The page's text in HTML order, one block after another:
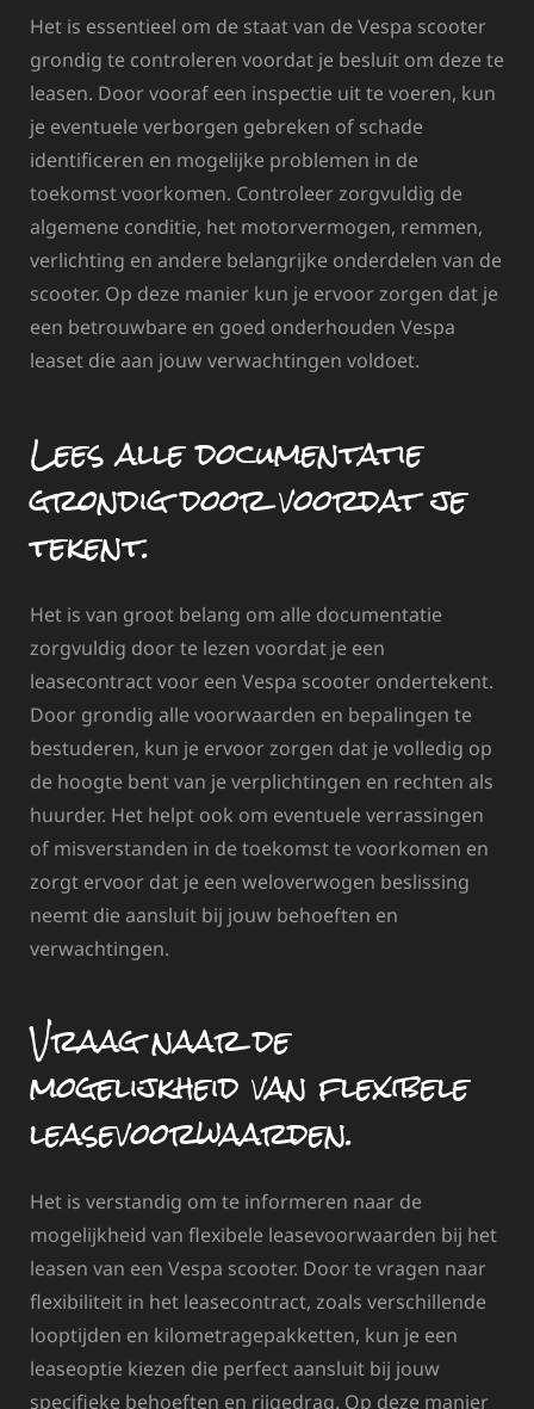
Het is essentieel om de staat van de Vespa scooter
grondig te controleren voordat je besluit om deze te
leasen. Door vooraf een inspectie uit te voeren, kun
je eventuele verborgen gebreken of schade
identificeren en mogelijke problemen in de
toekomst voorkomen. Controleer zorgvuldig de
algemene conditie, het motorvermogen, remmen,
verlichting en andere belangrijke onderdelen van de
scooter. Op deze manier kun je ervoor zorgen dat je
een betrouwbare en goed onderhouden Vespa
leaset die aan jouw verwachtingen voldoet.
Lees alle documentatie
grondig door voordat je
tekent.
Het is van groot belang om alle documentatie
zorgvuldig door te lezen voordat je een
leasecontract voor een Vespa scooter ondertekent.
Door grondig alle voorwaarden en bepalingen te
bestuderen, kun je ervoor zorgen dat je volledig op
de hoogte bent van je verplichtingen en rechten als
huurder. Het helpt ook om eventuele verrassingen
of misverstanden in de toekomst te voorkomen en
zorgt ervoor dat je een weloverwogen beslissing
neemt die aansluit bij jouw behoeften en
verwachtingen.
Vraag naar de
mogelijkheid van flexibele
leasevoorwaarden.
Het is verstandig om te informeren naar de
mogelijkheid van flexibele leasevoorwaarden bij het
leasen van een Vespa scooter. Door te vragen naar
flexibiliteit in het leasecontract, zoals verschillende
looptijden en kilometragepakketten, kun je een
leaseoptie kiezen die perfect aansluit bij jouw
specifieke behoeften en rijgedrag. Op deze manier